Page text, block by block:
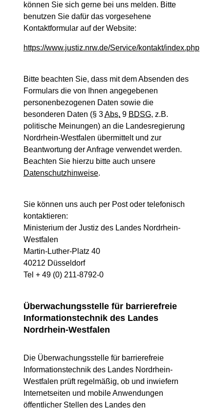
können Sie sich gerne bei uns melden. Bitte
benutzen Sie dafür das vorgesehene
Kontaktformular auf der Website:
https://www.justiz.nrw.de/Service/kontakt/index.php
Bitte beachten Sie, dass mit dem Absenden des
Formulars die von Ihnen angegebenen
personenbezogenen Daten sowie die
besonderen Daten (§ 3Abs. 9 BDSG, z.B.
politische Meinungen) an die Landesregierung
Nordrhein-Westfalen übermittelt und zur
Beantwortung der Anfrage verwendet werden.
Beachten Sie hierzu bitte auch unsere
Datenschutzhinweise.
Sie können uns auch per Post oder telefonisch
kontaktieren:
Ministerium der Justiz des Landes Nordrhein-
Westfalen
Martin-Luther-Platz 40
40212 Düsseldorf
Tel + 49 (0) 211-8792-0
Überwachungsstelle für barrierefreie
Informationstechnik des Landes
Nordrhein-Westfalen
Die Überwachungsstelle für barrierefreie
Informationstechnik des Landes Nordrhein-
Westfalen prüft regelmäßig, ob und inwiefern
Internetseiten und mobile Anwendungen
öffentlicher Stellen des Landes den